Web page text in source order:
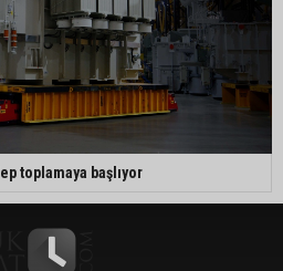
toplamaya başlıyor